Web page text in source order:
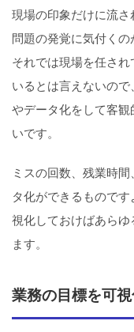
現場の印象だけに流
問題の発覚に気付くの
それでは現場を任さ
いるとは言えないの
やデータ化をして客
いです。
ミスの回数、残業時
タ化ができるもので
視化しておけばあら
ます。
業務の目標を可